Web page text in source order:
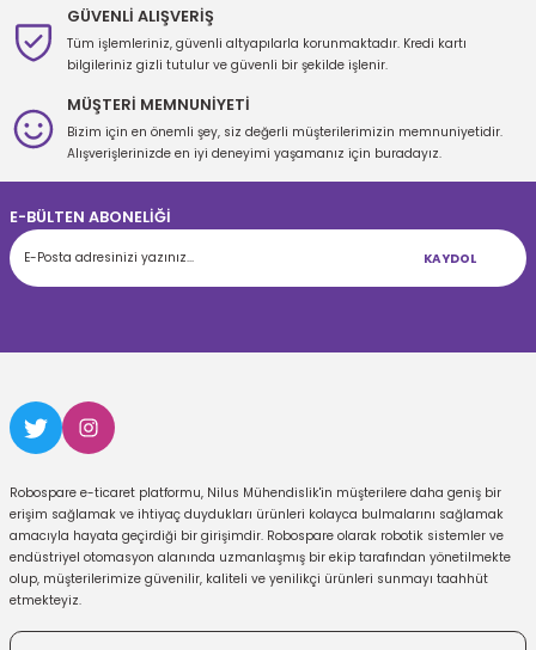
Gönder
GÜVENLİ ALIŞVERİŞ
Tüm işlemleriniz, güvenli altyapılarla korunmaktadır. Kredi kartı
bilgileriniz gizli tutulur ve güvenli bir şekilde işlenir.
MÜŞTERİ MEMNUNİYETİ
Bizim için en önemli şey, siz değerli müşterilerimizin memnuniyetidir.
Alışverişlerinizde en iyi deneyimi yaşamanız için buradayız.
E-BÜLTEN ABONELİĞİ
KAYDOL
Robospare e-ticaret platformu, Nilus Mühendislik'in müşterilere daha geniş bir
erişim sağlamak ve ihtiyaç duydukları ürünleri kolayca bulmalarını sağlamak
amacıyla hayata geçirdiği bir girişimdir. Robospare olarak robotik sistemler ve
endüstriyel otomasyon alanında uzmanlaşmış bir ekip tarafından yönetilmekte
olup, müşterilerimize güvenilir, kaliteli ve yenilikçi ürünleri sunmayı taahhüt
etmekteyiz.